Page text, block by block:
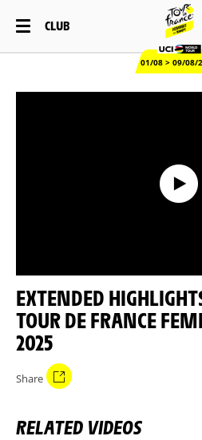
CLUB
01/08 > 09/08/
EXTENDED HIGHLIGHTS - STAGE 6 -
TOUR DE FRANCE
2025
Share
RELATED VIDEOS